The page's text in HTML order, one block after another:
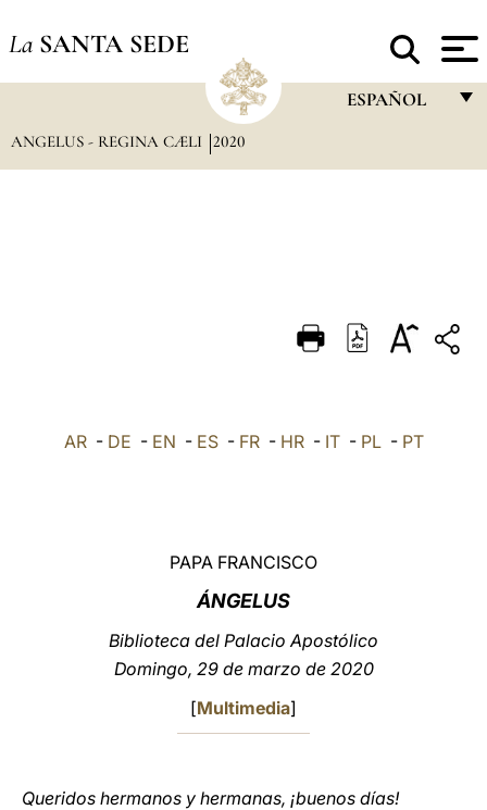
La SANTA SEDE
ESPAÑOL
DEUTSCH
العربيّة
ANGELUS - REGINA CÆLI 2020
AR- DE - EN - ES- FR- HR- IT- PL- PT
PAPA FRANCISCO
ÁNGELUS
Biblioteca del Palacio Apostólico
Domingo, 29 de marzo de 2020
[Multimedia]
Queridos hermanos y hermanas, ¡buenos días!